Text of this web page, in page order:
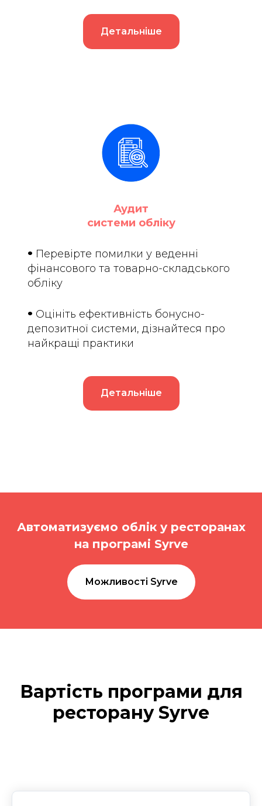
Детальніше
Аудит
системи обліку
• Перевірте помилки у веденні
фінансового та товарно-складського
обліку
• Оцініть ефективність бонусно-
депозитної системи, дізнайтеся про
найкращі практики
Детальніше
Автоматизуємо облік у ресторанах
на програмі Syrve
Можливості Syrve
Вартість програми для
ресторану Syrve